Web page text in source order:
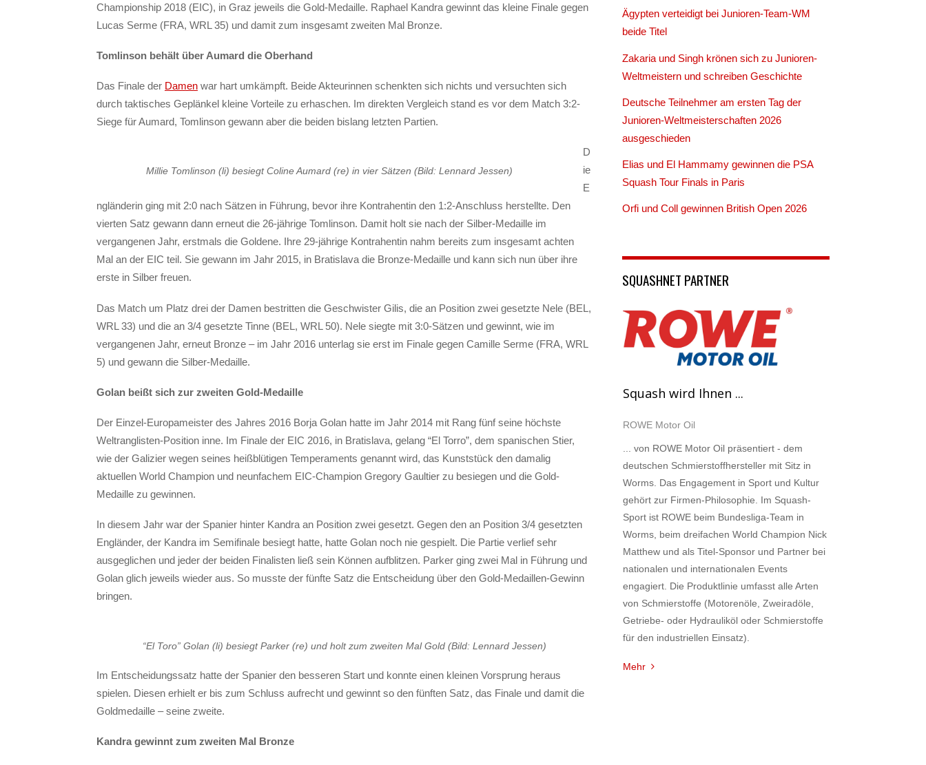
Championship 2018 (EIC), in Graz jeweils die Gold-Medaille. Raphael Kandra gewinnt das kleine Finale gegen
Lucas Serme (FRA, WRL 35) und damit zum insgesamt zweiten Mal Bronze.
Tomlinson behält über Aumard die Oberhand
Das Finale der Damen war hart umkämpft. Beide Akteurinnen schenkten sich nichts und versuchten sich
durch taktisches Geplänkel kleine Vorteile zu erhaschen. Im direkten Vergleich stand es vor dem Match 3:2-
Siege für Aumard, Tomlinson gewann aber die beiden bislang letzten Partien.
Millie Tomlinson (li) besiegt Coline Aumard (re) in vier Sätzen (Bild: Lennard Jessen)
D
ie
E
ngländerin ging mit 2:0 nach Sätzen in Führung, bevor ihre Kontrahentin den 1:2-Anschluss herstellte. Den
vierten Satz gewann dann erneut die 26-jährige Tomlinson. Damit holt sie nach der Silber-Medaille im
vergangenen Jahr, erstmals die Goldene. Ihre 29-jährige Kontrahentin nahm bereits zum insgesamt achten
Mal an der EIC teil. Sie gewann im Jahr 2015, in Bratislava die Bronze-Medaille und kann sich nun über ihre
erste in Silber freuen.
Das Match um Platz drei der Damen bestritten die Geschwister Gilis, die an Position zwei gesetzte Nele (BEL,
WRL 33) und die an 3/4 gesetzte Tinne (BEL, WRL 50). Nele siegte mit 3:0-Sätzen und gewinnt, wie im
vergangenen Jahr, erneut Bronze – im Jahr 2016 unterlag sie erst im Finale gegen Camille Serme (FRA, WRL
5) und gewann die Silber-Medaille.
Golan beißt sich zur zweiten Gold-Medaille
Der Einzel-Europameister des Jahres 2016 Borja Golan hatte im Jahr 2014 mit Rang fünf seine höchste
Weltranglisten-Position inne. Im Finale der EIC 2016, in Bratislava, gelang “El Torro”, dem spanischen Stier,
wie der Galizier wegen seines heißblütigen Temperaments genannt wird, das Kunststück den damalig
aktuellen World Champion und neunfachem EIC-Champion Gregory Gaultier zu besiegen und die Gold-
Medaille zu gewinnen.
In diesem Jahr war der Spanier hinter Kandra an Position zwei gesetzt. Gegen den an Position 3/4 gesetzten
Engländer, der Kandra im Semifinale besiegt hatte, hatte Golan noch nie gespielt. Die Partie verlief sehr
ausgeglichen und jeder der beiden Finalisten ließ sein Können aufblitzen. Parker ging zwei Mal in Führung und
Golan glich jeweils wieder aus. So musste der fünfte Satz die Entscheidung über den Gold-Medaillen-Gewinn
bringen.
“El Toro” Golan (li) besiegt Parker (re) und holt zum zweiten Mal Gold (Bild: Lennard Jessen)
Im Entscheidungssatz hatte der Spanier den besseren Start und konnte einen kleinen Vorsprung heraus
spielen. Diesen erhielt er bis zum Schluss aufrecht und gewinnt so den fünften Satz, das Finale und damit die
Goldmedaille – seine zweite.
Kandra gewinnt zum zweiten Mal Bronze
Ägypten verteidigt bei Junioren-Team-WM
beide Titel
Zakaria und Singh krönen sich zu Junioren-
Weltmeistern und schreiben Geschichte
Deutsche Teilnehmer am ersten Tag der
Junioren-Weltmeisterschaften 2026
ausgeschieden
Elias und El Hammamy gewinnen die PSA
Squash Tour Finals in Paris
Orfi und Coll gewinnen British Open 2026
SQUASHNET PARTNER
Squash wird Ihnen ...
ROWE Motor Oil
... von ROWE Motor Oil präsentiert - dem
deutschen Schmierstoffhersteller mit Sitz in
Worms. Das Engagement in Sport und Kultur
gehört zur Firmen-Philosophie. Im Squash-
Sport ist ROWE beim Bundesliga-Team in
Worms, beim dreifachen World Champion Nick
Matthew und als Titel-Sponsor und Partner bei
nationalen und internationalen Events
engagiert. Die Produktlinie umfasst alle Arten
von Schmierstoffe (Motorenöle, Zweiradöle,
Getriebe- oder Hydrauliköl oder Schmierstoffe
für den industriellen Einsatz).
Mehr